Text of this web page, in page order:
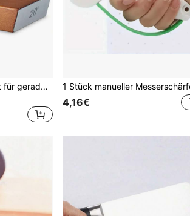
Rollmesser-Schärfgerät für gerade Messerklingen, Messerschärferset mit 15/20° Grad Magnetwinkel für Küchenmesser Schleifstein-Set
4,16€